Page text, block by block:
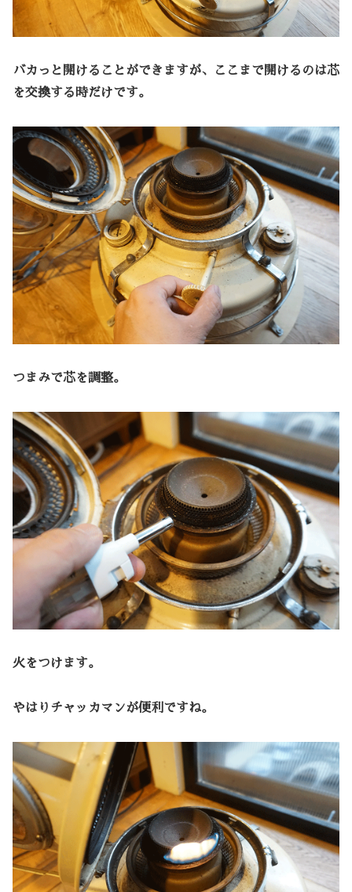
バカっと開けることができますが、ここまで開けるのは芯
を交換する時だけです。
つまみで芯を調整。
火をつけます。
やはりチャッカマンが便利ですね。